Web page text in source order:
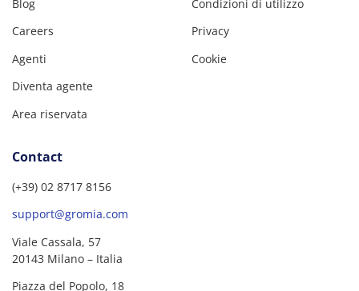
Blog
Careers
Agenti
Diventa agente
Area riservata
Condizioni di utilizzo
Privacy
Cookie
Contact
(+39) 02 8717 8156
support@gromia.com
Viale Cassala, 57
20143 Milano – Italia
Piazza del Popolo, 18